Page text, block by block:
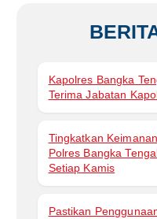
Kapolres Bangka
Terima Jabatan
Tingkatkan
Polres Bangka
Setiap Kamis
Pastikan